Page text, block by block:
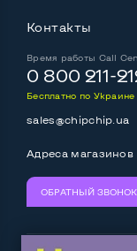
Контакты
Время работы Call
0 800 211-
Бесплатно по Украине
sales@chipchip.ua
Адреса магазинов
ОБРАТНЫЙ ЗВОНОК